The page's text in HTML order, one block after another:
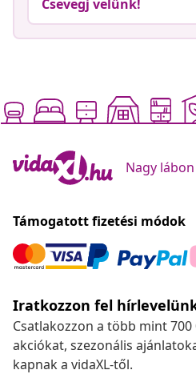
Csevegj velünk!
Nagy
Támogatott fizetési módok
Iratkozzon fel
Csatlakozzon a több mint
akciókat, szezonális
kapnak a vidaXL-től.